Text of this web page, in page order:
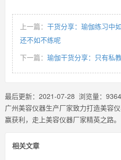
上一篇： 干货分享：瑜伽练习中
还不如不练呢
下一篇： 瑜伽干货分享：只有私
最后更新： 2021-07-28 浏览量：
广州美容仪器生产厂家致力打造美容
赢获利，走上美容仪器厂家精英之路。
相关文章